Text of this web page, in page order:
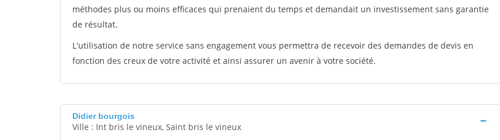
méthodes plus ou moins efficaces qui prenaient du temps et demandait un investissement sans garantie
de résultat.
L'utilisation de notre service sans engagement vous permettra de recevoir des demandes de devis en
fonction des creux de votre activité et ainsi assurer un avenir à votre société.
Didier bourgois
Ville : Int bris le vineux, Saint bris le vineux